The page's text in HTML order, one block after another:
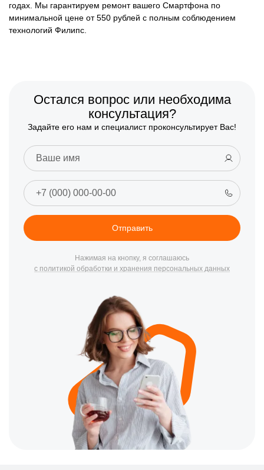
годах. Мы гарантируем ремонт вашего Смартфона по
минимальной цене от 550 рублей с полным соблюдением
технологий Филипс.
Остался вопрос или необходима
консультация?
Задайте его нам и специалист проконсультирует Вас!
Отправить
Нажимая на кнопку, я соглашаюсь
с политикой обработки и хранения персональных данных